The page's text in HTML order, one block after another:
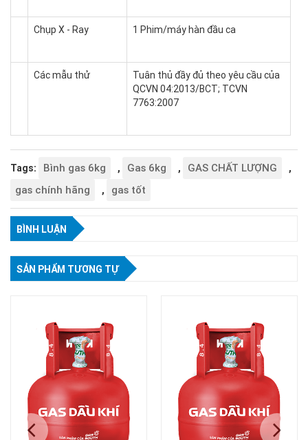
Chụp X - Ray 1 Phim/máy hàn đầu ca
Các mẫu thử
Tuân thủ đầy đủ theo yêu cầu của
QCVN 04:2013/BCT; TCVN
7763:2007
Tags: Bình gas 6kg , Gas 6kg , GAS CHẤT LƯỢNG ,
gas chính hãng , gas tốt
BÌNH LUẬN
SẢN PHẨM TƯƠNG TỰ